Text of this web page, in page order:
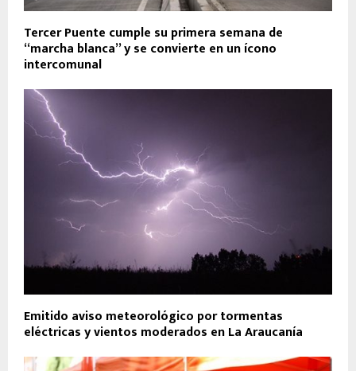
Tercer Puente cumple su primera semana de
“marcha blanca” y se convierte en un ícono
intercomunal
Emitido aviso meteorológico por tormentas
eléctricas y vientos moderados en La Araucanía